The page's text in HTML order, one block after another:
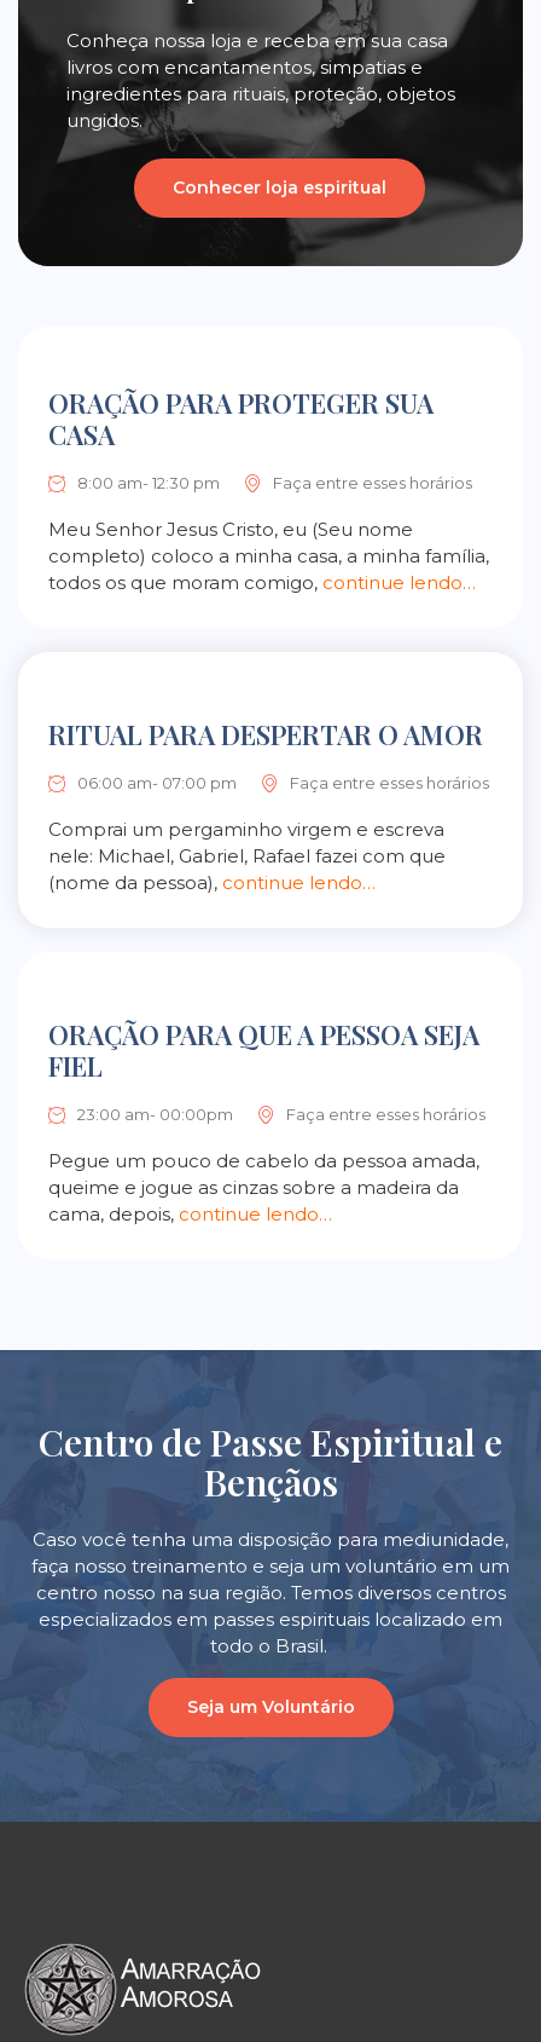
Conheça nossa loja e receba em sua casa
livros com encantamentos, simpatias e
ingredientes para rituais, proteção, objetos
ungidos.
Conhecer loja espiritual
ORAÇÃO PARA PROTEGER SUA
CASA
8:00 am- 12:30 pm Faça entre esses horários
Meu Senhor Jesus Cristo, eu (Seu nome
completo) coloco a minha casa, a minha família,
todos os que moram comigo, continue lendo…
RITUAL PARA DESPERTAR O AMOR
06:00 am- 07:00 pm Faça entre esses horários
Comprai um pergaminho virgem e escreva
nele: Michael, Gabriel, Rafael fazei com que
(nome da pessoa), continue lendo…
ORAÇÃO PARA QUE A PESSOA SEJA
FIEL
23:00 am- 00:00pm Faça entre esses horários
Pegue um pouco de cabelo da pessoa amada,
queime e jogue as cinzas sobre a madeira da
cama, depois, continue lendo…
Centro de Passe Espiritual e
Bençãos
Caso você tenha uma disposição para mediunidade,
faça nosso treinamento e seja um voluntário em um
centro nosso na sua região. Temos diversos centros
especializados em passes espirituais localizado em
todo o Brasil.
Seja um Voluntário